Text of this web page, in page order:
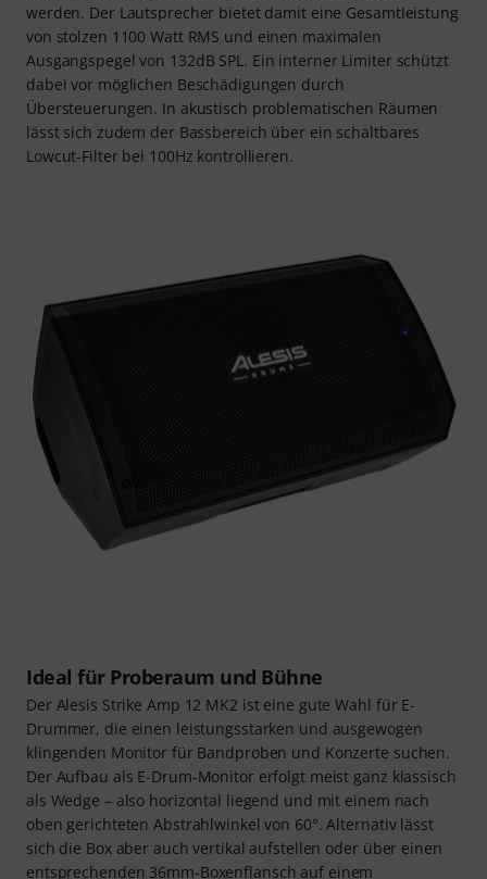
werden. Der Lautsprecher bietet damit eine Gesamtleistung
von stolzen 1100 Watt RMS und einen maximalen
Ausgangspegel von 132dB SPL. Ein interner Limiter schützt
dabei vor möglichen Beschädigungen durch
Übersteuerungen. In akustisch problematischen Räumen
lässt sich zudem der Bassbereich über ein schaltbares
Lowcut-Filter bei 100Hz kontrollieren.
Ideal für Proberaum und Bühne
Der Alesis Strike Amp 12 MK2 ist eine gute Wahl für E-
Drummer, die einen leistungsstarken und ausgewogen
klingenden Monitor für Bandproben und Konzerte suchen.
Der Aufbau als E-Drum-Monitor erfolgt meist ganz klassisch
als Wedge – also horizontal liegend und mit einem nach
oben gerichteten Abstrahlwinkel von 60°. Alternativ lässt
sich die Box aber auch vertikal aufstellen oder über einen
entsprechenden 36mm-Boxenflansch auf einem